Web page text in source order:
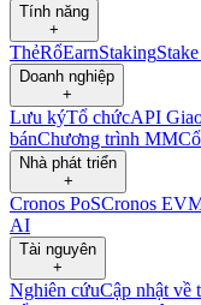
Tính năng
+
ThẻRổEarnStaking
Doanh nghiệp
+
Lưu kýTổ chứcAPI
bánChương trình MM
Nhà phát triển
+
Cronos PoSCronos
AI
Tài nguyên
+
Nghiên cứuCập nhật về